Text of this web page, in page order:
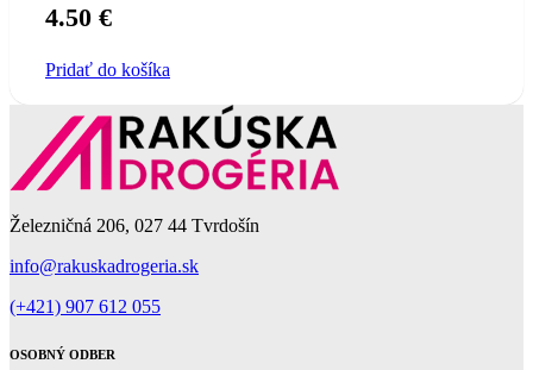
4.50 €
Pridať do košíka
Železničná 206, 027 44 Tvrdošín
info@rakuskadrogeria.sk
(+421) 907 612 055
OSOBNÝ ODBER